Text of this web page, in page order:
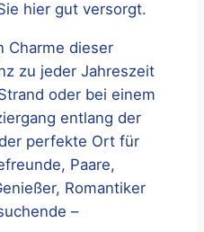
hier gut versorgt.
Charme dieser
zu jeder Jahreszeit
oder bei einem
entlang der
perfekte Ort für
Paare,
Romantiker
–